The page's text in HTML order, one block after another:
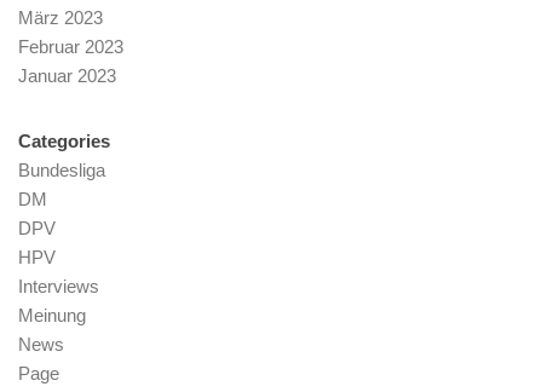
März 2023
Februar 2023
Januar 2023
Categories
Bundesliga
DM
DPV
HPV
Interviews
Meinung
News
Page